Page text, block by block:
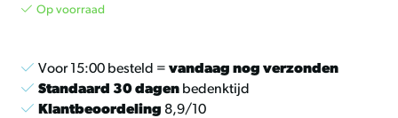
Op voorraad
Voor 15:00 besteld = vandaag nog verzonden
Standaard 30 dagen bedenktijd
Klantbeoordeling 8,9/10